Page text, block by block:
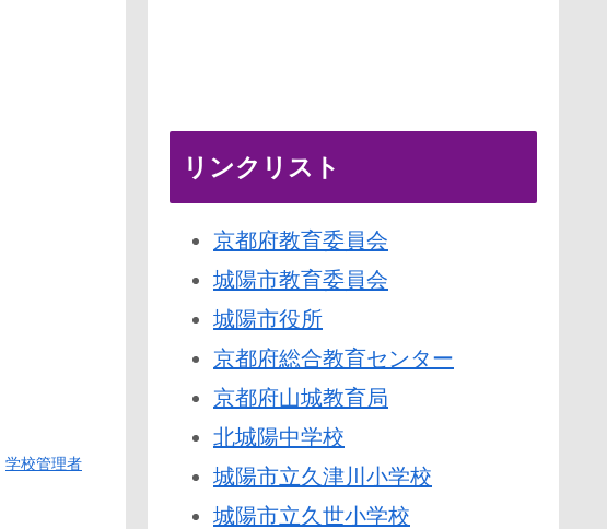
学校管理者
リンクリスト
京都府教育委員会
城陽市教育委員会
城陽市役所
京都府総合教育センター
京都府山城教育局
北城陽中学校
城陽市立久津川小学校
城陽市立久世小学校